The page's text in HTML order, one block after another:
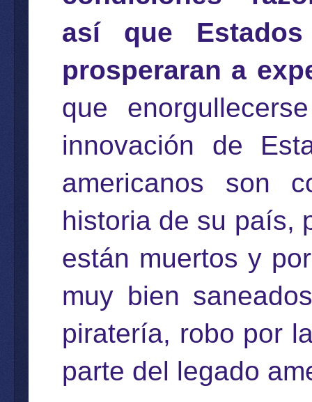
así que
prosperaran a
que
innovación de
americanos son
historia de su país,
están muertos y
muy bien
piratería, robo por
parte del legado